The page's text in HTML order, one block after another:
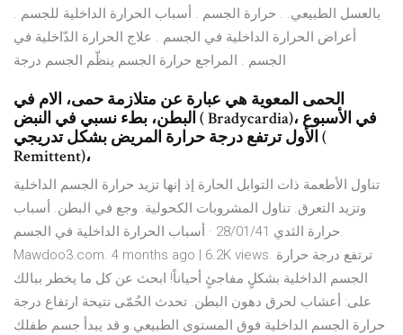
بالعسل الطبيعي. . حرارة الجسم . أسباب الحرارة الداخلية للجسم .
أعراض الحرارة الداخلية في الجسم . علاج الحرارة الدّاخلية في
الجسم . المراجع حرارة الجسم ينظّم الجسم درجة
الحمى المعوية هي عبارة عن متلازمة حمى، الام في
البطن، بطء نسبي في النبض ( Bradycardia)، في الأسبوع
الأول ترتفع درجة حرارة المريض بشكل تدريجي (
Remittent)،
تناول الأطعمة ذات التوابل الحارة إذ إنها تزيد حرارة الجسم الداخلية
وتزيد التعرق. تناول المشروبات الكحولية. وجع في البطن. أسباب
حرارة الثدي 28/01/41 · أسباب الحرارة الداخلية في الجسم.
Mawdoo3.com. 4 months ago | 6.2K views. ترتفع درجة حرارة
الجسم الداخلية بشكلٍ مفاجئٍ أحياناً! ابحث عن كل ما يخطر ببالك
على: أعشاب لحرق دهون البطن. تحدث الحُمّى نتيحة ارتفاع درجة
حرارة الجسم الداخلية فوق المستوى الطبيعي.و قد يبدأ جسم طفلك